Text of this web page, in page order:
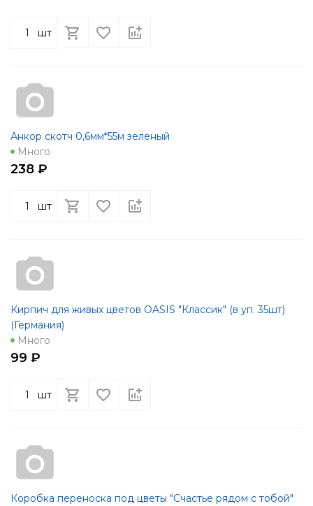
шт
Анкор скотч 0,6мм*55м зеленый
Много
238 ₽
шт
Кирпич для живых цветов OASIS "Классик" (в уп. 35шт)
(Германия)
Много
99 ₽
шт
Коробка переноска под цветы "Счастье рядом с тобой"